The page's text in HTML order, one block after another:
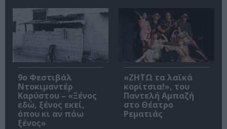
9ο Φεστιβάλ
Ντοκιμαντέρ
Καρύστου – «Ξένος
εδώ, ξένος εκεί,
όπου κι αν πάω
ξένος»
«ΖΗΤΩ τα λαϊκά
κορίτσια!», του
Παντελή Αμπαζή
στο Θέατρο
Ρεματιάς